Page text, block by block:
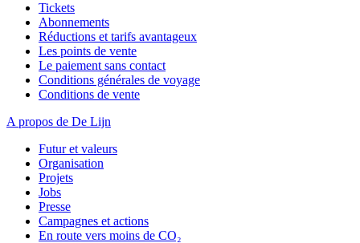
Tickets
Abonnements
Réductions et tarifs avantageux
Les points de vente
Le paiement sans contact
Conditions générales de voyage
Conditions de vente
A propos de De Lijn
Futur et valeurs
Organisation
Projets
Jobs
Presse
Campagnes et actions
En route vers moins de CO₂